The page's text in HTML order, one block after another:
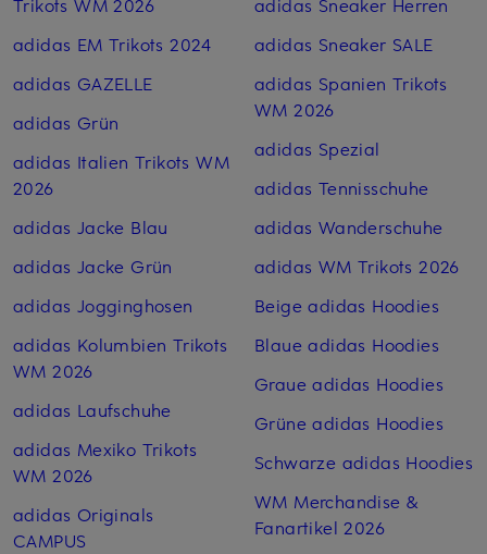
adidas EM Trikots 2024
adidas GAZELLE
adidas Grün
adidas Italien Trikots WM
2026
adidas Jacke Blau
adidas Jacke Grün
adidas Jogginghosen
adidas Kolumbien Trikots
WM 2026
adidas Laufschuhe
adidas Mexiko Trikots
WM 2026
adidas Originals
CAMPUS
adidas Sneaker SALE
adidas Spanien Trikots
WM 2026
adidas Spezial
adidas Tennisschuhe
adidas Wanderschuhe
adidas WM Trikots 2026
Beige adidas Hoodies
Blaue adidas Hoodies
Graue adidas Hoodies
Grüne adidas Hoodies
Schwarze adidas Hoodies
WM Merchandise &
Fanartikel 2026